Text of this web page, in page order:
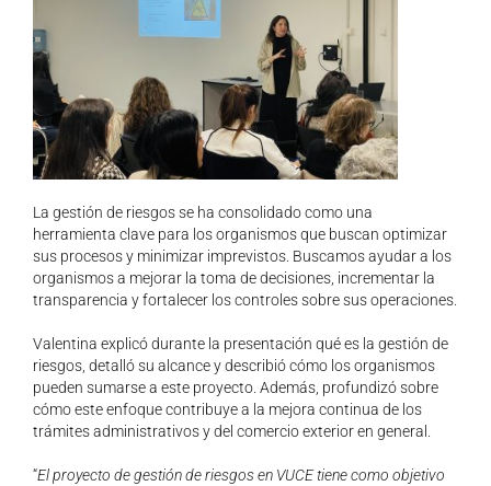
La gestión de riesgos se ha consolidado como una
herramienta clave para los organismos que buscan optimizar
sus procesos y minimizar imprevistos. Buscamos ayudar a los
organismos a mejorar la toma de decisiones, incrementar la
transparencia y fortalecer los controles sobre sus operaciones.
Valentina explicó durante la presentación qué es la gestión de
riesgos, detalló su alcance y describió cómo los organismos
pueden sumarse a este proyecto. Además, profundizó sobre
cómo este enfoque contribuye a la mejora continua de los
trámites administrativos y del comercio exterior en general.
“El proyecto de gestión de riesgos en VUCE tiene como objetivo